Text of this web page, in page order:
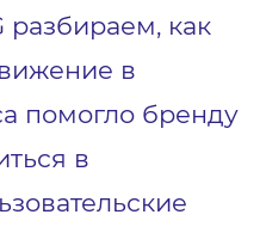
разбираем, как
в
помогло бренду
в